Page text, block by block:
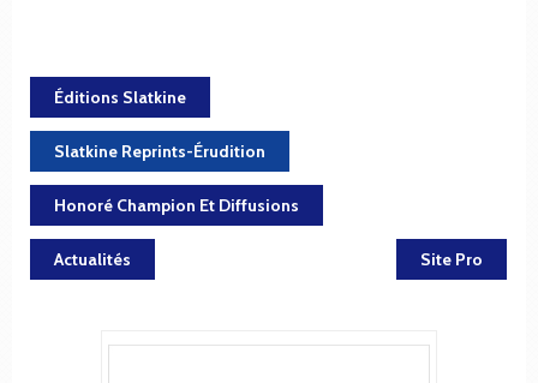
Éditions Slatkine
Slatkine Reprints-Érudition
Honoré Champion Et Diffusions
Actualités Site Pro